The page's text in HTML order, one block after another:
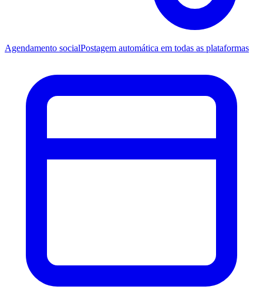
Agendamento socialPostagem automática em todas as plataformas